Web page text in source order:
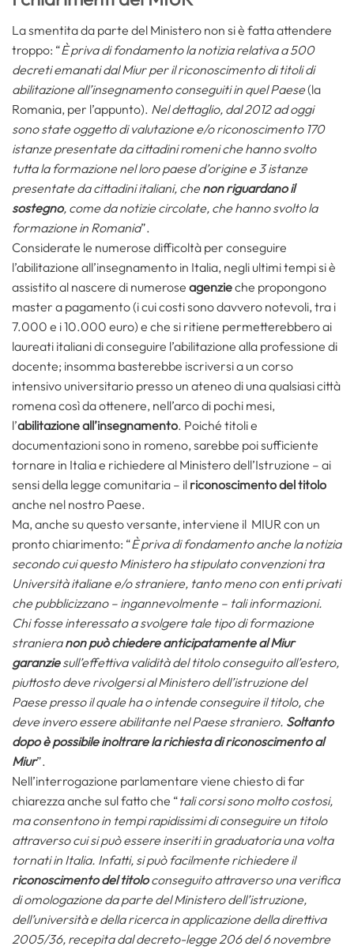
La smentita da parte del Ministero non si è fatta attendere
troppo: “È priva di fondamento la notizia relativa a 500
decreti emanati dal Miur per il riconoscimento di titoli di
abilitazione all’insegnamento conseguiti in quel Paese(la
Romania, per l’appunto). Nel dettaglio, dal 2012 ad oggi
sono state oggetto di valutazione e/o riconoscimento 170
istanze presentate da cittadini romeni che hanno svolto
tutta la formazione nel loro paese d’origine e 3 istanze
presentate da cittadini italiani, chenon riguardano il
sostegno, come da notizie circolate, che hanno svolto la
formazione in Romania”.
Considerate le numerose difficoltà per conseguire
l’abilitazione all’insegnamento in Italia, negli ultimi tempi si è
assistito al nascere di numerose agenzieche propongono
master a pagamento (i cui costi sono davvero notevoli, tra i
7.000 e i 10.000 euro) e che si ritiene permetterebbero ai
laureati italiani di conseguire l’abilitazione alla professione di
docente; insomma basterebbe iscriversi a un corso
intensivo universitario presso un ateneo di una qualsiasi città
romena così da ottenere, nell’arco di pochi mesi,
l’abilitazione all’insegnamento. Poiché titoli e
documentazioni sono in romeno, sarebbe poi sufficiente
tornare in Italia e richiedere al Ministero dell’Istruzione – ai
sensi della legge comunitaria – il riconoscimento del titolo
anche nel nostro Paese.
Ma, anche su questo versante, interviene il MIUR con un
pronto chiarimento: “È priva di fondamento anche la notizia
secondo cui questo Ministero ha stipulato convenzioni tra
Università italiane e/o straniere, tanto meno con enti privati
che pubblicizzano – ingannevolmente – tali informazioni.
Chi fosse interessato a svolgere tale tipo di formazione
stranieranon può chiedere anticipatamente al Miur
garanziesull’effettiva validità del titolo conseguito all’estero,
piuttosto deve rivolgersi al Ministero dell’istruzione del
Paese presso il quale ha o intende conseguire il titolo, che
deve invero essere abilitante nel Paese straniero. Soltanto
dopo è possibile inoltrare la richiesta di riconoscimento al
Miur”.
Nell’interrogazione parlamentare viene chiesto di far
chiarezza anche sul fatto che “tali corsi sono molto costosi,
ma consentono in tempi rapidissimi di conseguire un titolo
attraverso cui si può essere inseriti in graduatoria una volta
tornati in Italia. Infatti, si può facilmente richiedere il
riconoscimento del titoloconseguito attraverso una verifica
di omologazione da parte del Ministero dell’istruzione,
dell’università e della ricerca in applicazione della direttiva
2005/36, recepita dal decreto-legge 206 del 6 novembre